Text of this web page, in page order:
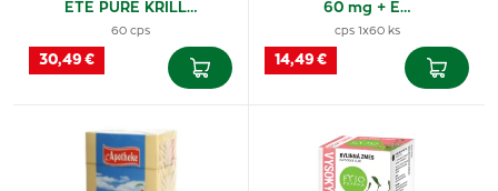
ETE PURE KRILL…
60 cps
30,49 €
60 mg + E…
cps 1x60 ks
14,49 €